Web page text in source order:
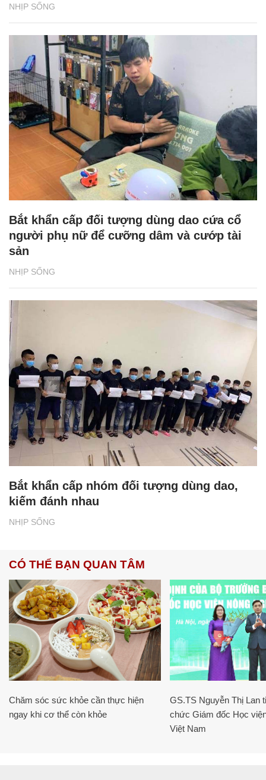
NHỊP SỐNG
NHỊP SỐNG
Bắt khẩn cấp đối tượng dùng dao cứa cổ
người phụ nữ để cưỡng dâm và cướp tài
sản
NHỊP SỐNG
Bắt khẩn cấp nhóm đối tượng dùng dao,
kiếm đánh nhau
CÓ THỂ BẠN QUAN TÂM
Chăm sóc sức khỏe cần thực hiện
ngay khi cơ thể còn khỏe
GS.TS Nguyễn Thị Lan
chức Giám đốc Học
Việt Nam